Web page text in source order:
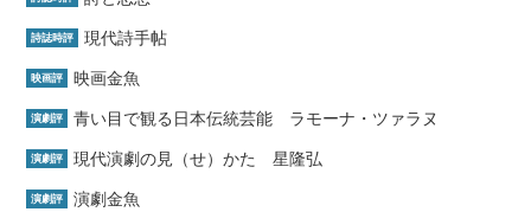
詩誌時評 現代詩手帖
映画評 映画金魚
演劇評 青い目で観る日本伝統芸能 ラモーナ・ツァラヌ
演劇評 現代演劇の見（せ）かた 星隆弘
演劇評 演劇金魚